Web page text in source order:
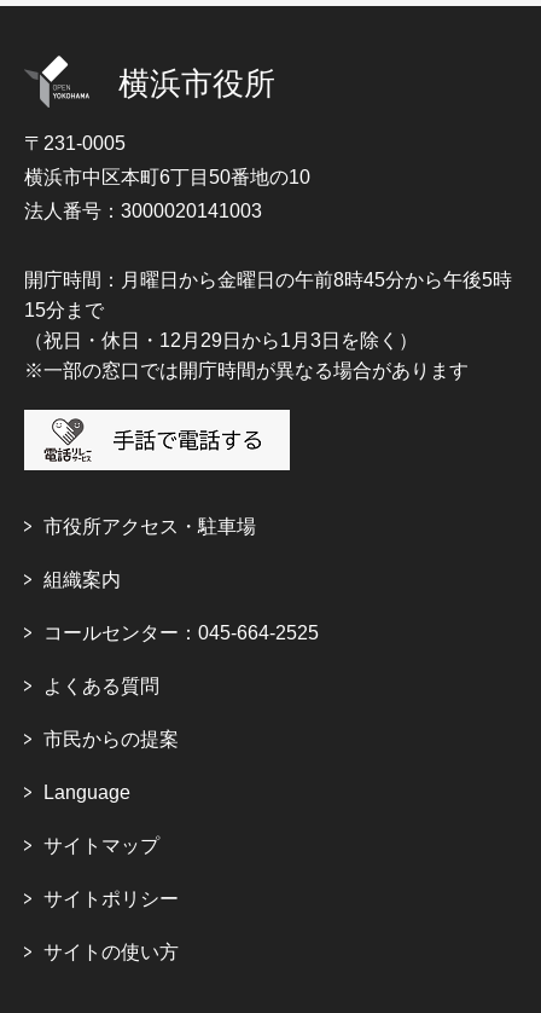
横浜市役所
〒231-0005
横浜市中区本町6丁目50番地の10
法人番号：3000020141003
開庁時間：月曜日から金曜日の午前8時45分から午後5時
15分まで
（祝日・休日・12月29日から1月3日を除く）
※一部の窓口では開庁時間が異なる場合があります
市役所アクセス・駐車場
組織案内
コールセンター：045-664-2525
よくある質問
市民からの提案
Language
サイトマップ
サイトポリシー
サイトの使い方